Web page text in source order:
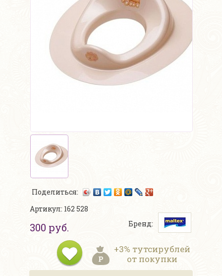
Поделиться:
Артикул: 162 528
300 руб. Бренд:
+3% тутсирублей
от покупки